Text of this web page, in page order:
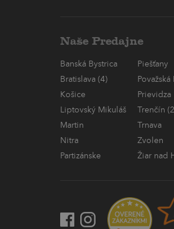
Naše Predajne
Banská Bystrica
Piešťany
Bratislava (4)
Považská
Košice
Prievidza
Liptovský Mikuláš
Trenčín
Martin
Trnava
Nitra
Zvolen
Partizánske
Žiar nad